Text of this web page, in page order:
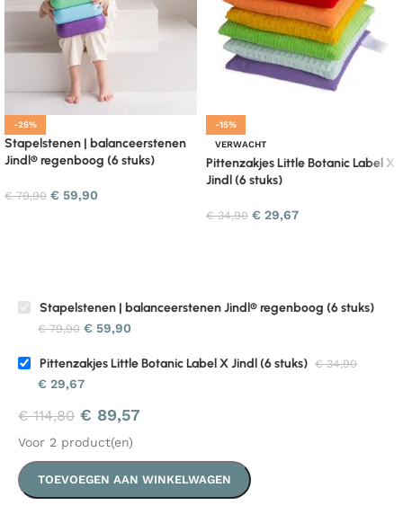
-25%
Stapelstenen | balanceerstenen
Jindl® regenboog (6 stuks)
€79,90 € 59,90
-15%
VERWACHT
Pittenzakjes Little Botanic Label X
Jindl (6 stuks)
€34,90 € 29,67
Stapelstenen | balanceerstenen Jindl® regenboog (6 stuks)
€79,90 € 59,90
Pittenzakjes Little Botanic Label X Jindl (6 stuks) €34,90
€ 29,67
€114,80 € 89,57
Voor 2 product(en)
TOEVOEGEN AAN WINKELWAGEN